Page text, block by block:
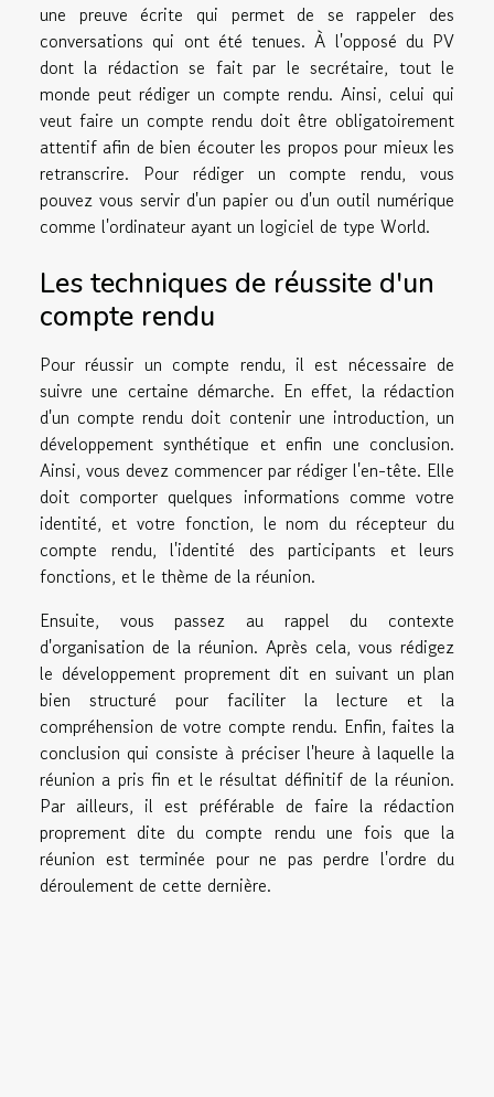
une preuve écrite qui permet de se rappeler des
conversations qui ont été tenues. À l'opposé du PV
dont la rédaction se fait par le secrétaire, tout le
monde peut rédiger un compte rendu. Ainsi, celui qui
veut faire un compte rendu doit être obligatoirement
attentif afin de bien écouter les propos pour mieux les
retranscrire. Pour rédiger un compte rendu, vous
pouvez vous servir d'un papier ou d'un outil numérique
comme l'ordinateur ayant un logiciel de type World.
Les techniques de réussite d'un
compte rendu
Pour réussir un compte rendu, il est nécessaire de
suivre une certaine démarche. En effet, la rédaction
d'un compte rendu doit contenir une introduction, un
développement synthétique et enfin une conclusion.
Ainsi, vous devez commencer par rédiger l'en-tête. Elle
doit comporter quelques informations comme votre
identité, et votre fonction, le nom du récepteur du
compte rendu, l'identité des participants et leurs
fonctions, et le thème de la réunion.
Ensuite, vous passez au rappel du contexte
d'organisation de la réunion. Après cela, vous rédigez
le développement proprement dit en suivant un plan
bien structuré pour faciliter la lecture et la
compréhension de votre compte rendu. Enfin, faites la
conclusion qui consiste à préciser l'heure à laquelle la
réunion a pris fin et le résultat définitif de la réunion.
Par ailleurs, il est préférable de faire la rédaction
proprement dite du compte rendu une fois que la
réunion est terminée pour ne pas perdre l'ordre du
déroulement de cette dernière.